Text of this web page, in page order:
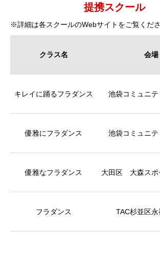
提携スクール
※詳細は各スクールのWebサイトをご覧くださ
クラス名 会場
キレイに踊るフラダンス 池袋コミュニ
優雅にフラダンス 池袋コミュニ
優雅なフラダンス 大田区 大森スポ
フラダンス TAC杉並区